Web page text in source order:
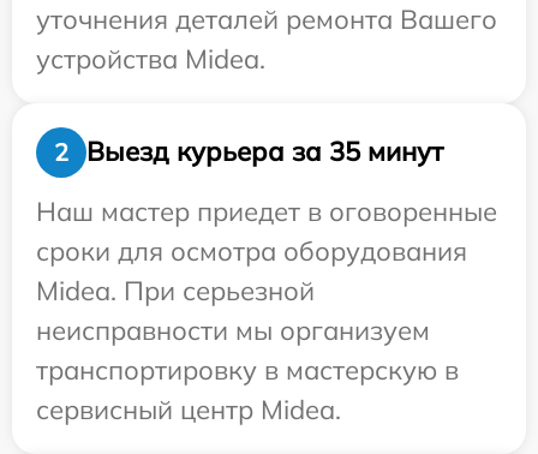
уточнения деталей ремонта Вашего
устройства Midea.
2
Выезд курьера за 35 минут
Наш мастер приедет в оговоренные
сроки для осмотра оборудования
Midea. При серьезной
неисправности мы организуем
транспортировку в мастерскую в
сервисный центр Midea.